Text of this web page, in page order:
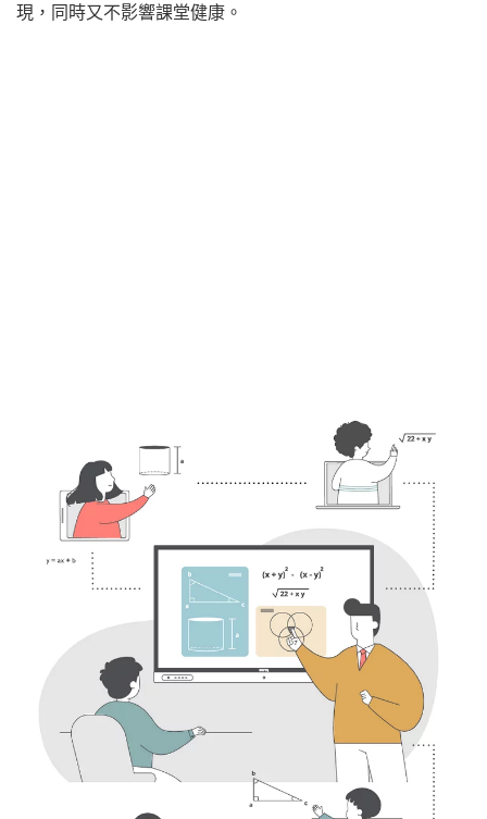
現，同時又不影響課堂健康。